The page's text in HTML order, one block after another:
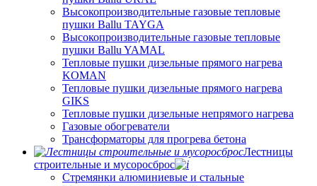
Высокопроизводительные газовые тепловые
пушки Ballu TAYGA
Высокопроизводительные газовые тепловые
пушки Ballu YAMAL
Тепловые пушки дизельные прямого нагрева
KOMAN
Тепловые пушки дизельные прямого нагрева
GIKS
Тепловые пушки дизельные непрямого нагрева
Газовые обогреватели
Трансформаторы для прогрева бетона
Лестницы
строительные и мусоросброс
Стремянки алюминиевые и стальные